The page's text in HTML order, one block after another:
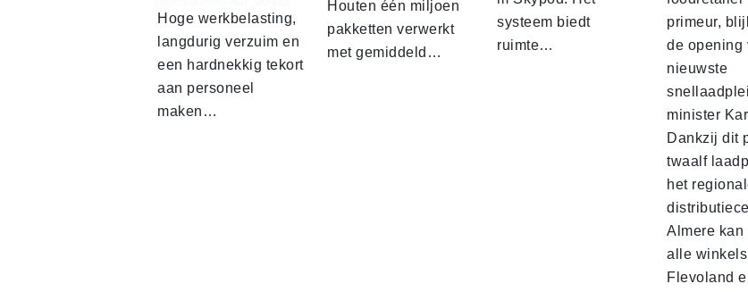
Hoge werkbelasting,
langdurig verzuim en
een hardnekkig tekort
aan personeel
maken…
Houten één miljoen
pakketten verwerkt
met gemiddeld…
systeem biedt
ruimte…
primeur,
de opening
nieuwste
minister
Dankzij dit
twaalf
het
Almere
alle
Flevoland